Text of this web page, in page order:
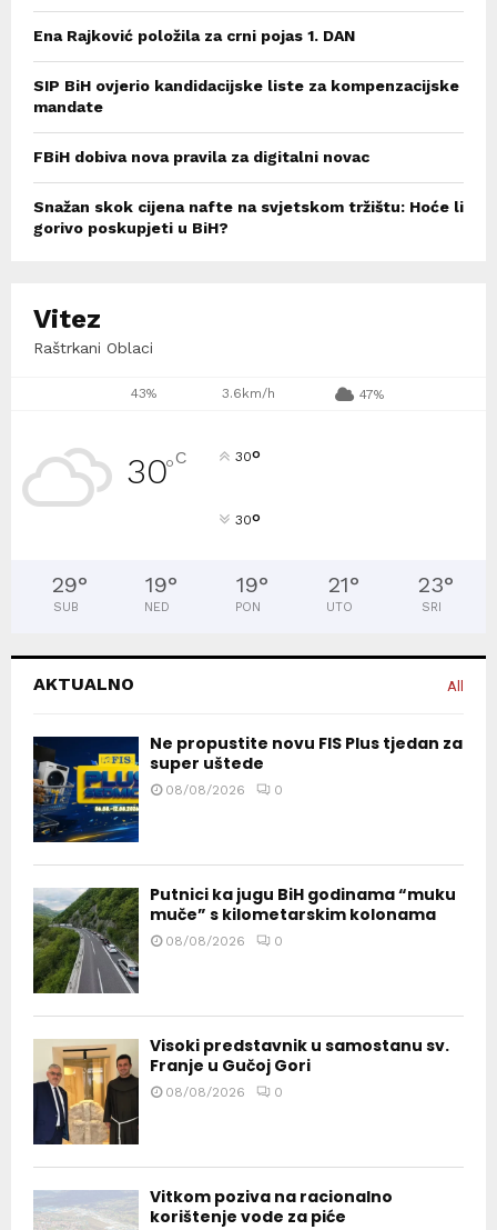
Ena Rajković položila za crni pojas 1. DAN
SIP BiH ovjerio kandidacijske liste za kompenzacijske
mandate
FBiH dobiva nova pravila za digitalni novac
Snažan skok cijena nafte na svjetskom tržištu: Hoće li
gorivo poskupjeti u BiH?
Vitez
Raštrkani Oblaci
43% 3.6km/h 47%
30°C 30°
30°
29°
SUB
19°
NED
19°
PON
21°
UTO
23°
SRI
AKTUALNO All
Ne propustite novu FIS Plus tjedan za
super uštede
08/08/2026 0
Putnici ka jugu BiH godinama “muku
muče” s kilometarskim kolonama
08/08/2026 0
Visoki predstavnik u samostanu sv.
Franje u Gučoj Gori
08/08/2026 0
Vitkom poziva na racionalno
korištenje vode za piće